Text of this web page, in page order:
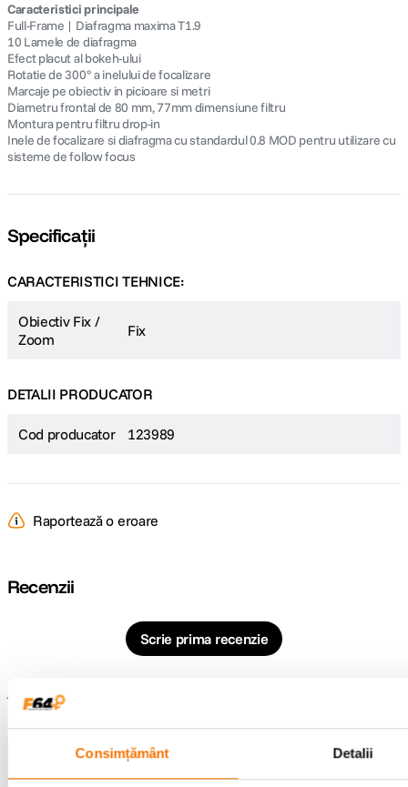
Consimțământ Detalii
Caracteristici principale
Full-Frame | Diafragma maxima T1.9
10 Lamele de diafragma
Efect placut al bokeh-ului
Rotatie de 300° a inelului de focalizare
Marcaje pe obiectiv in picioare si metri
Diametru frontal de 80 mm, 77mm dimensiune filtru
Montura pentru filtru drop-in
Inele de focalizare si diafragma cu standardul 0.8 MOD pentru utilizare cu
sisteme de follow focus
Specificații
CARACTERISTICI TEHNICE:
Obiectiv Fix /
Zoom
Fix
DETALII PRODUCATOR
Cod producator 123989
Raportează o eroare
Recenzii
Scrie prima recenzie
Întrebări și răspunsuri
Nu găsești răspunsul pe care îl cauți?
Pune o întrebare